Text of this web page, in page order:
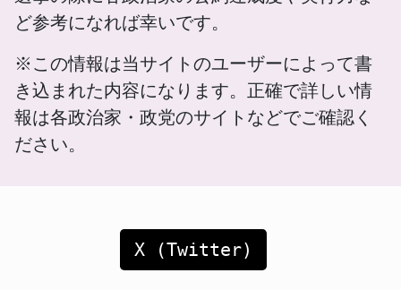
ど参考になれば幸いです。
※この情報は当サイトのユーザーによって書
き込まれた内容になります。正確で詳しい情
報は各政治家・政党のサイトなどでご確認く
ださい。
X (Twitter)